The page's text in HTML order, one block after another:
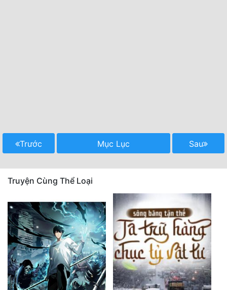
Trước Mục Lục Sau
Truyện Cùng Thể Loại